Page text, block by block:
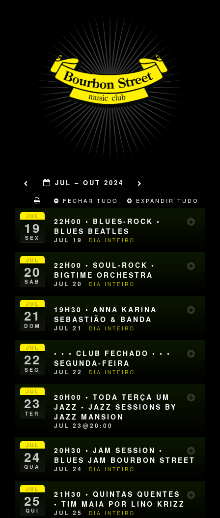
JUL – OUT 2024
FECHAR TUDO EXPANDIR TUDO
JUL
19
SEX
22H00 • BLUES-ROCK •
BLUES BEATLES
JUL 19 DIA INTEIRO
JUL
20
SÁB
22H00 • SOUL-ROCK •
BIGTIME ORCHESTRA
JUL 20 DIA INTEIRO
JUL
21
DOM
19H30 • ANNA KARINA
SEBASTIÃO & BANDA
JUL 21 DIA INTEIRO
JUL
22
SEG
• • • CLUB FECHADO • • •
SEGUNDA-FEIRA
JUL 22 DIA INTEIRO
JUL
23
TER
20H00 • TODA TERÇA UM
JAZZ • JAZZ SESSIONS BY
JAZZ MANSION
JUL 23@20:00
JUL
24
QUA
20H30 • JAM SESSION •
BLUES JAM BOURBON STREET
JUL 24 DIA INTEIRO
JUL
25
QUI
21H30 • QUINTAS QUENTES
• TIM MAIA POR LINO KRIZZ
JUL 25 DIA INTEIRO